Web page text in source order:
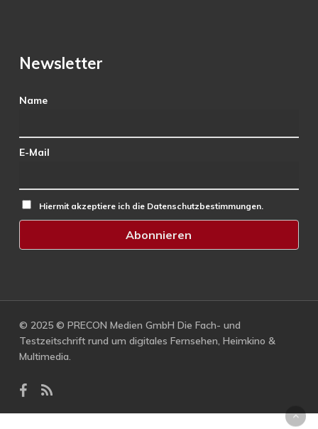
Newsletter
Name
E-Mail
Hiermit akzeptiere ich die Datenschutzbestimmungen.
© 2025 © PRECON Medien GmbH Die Fach- und
Testzeitschrift rund um digitales Fernsehen, Heimkino &
Multimedia.
facebook
RSS